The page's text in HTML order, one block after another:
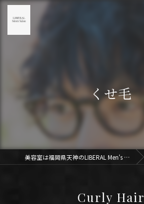
くせ毛
美容室は福岡県天神のLIBERAL Men's Salon天神
Curly Hair